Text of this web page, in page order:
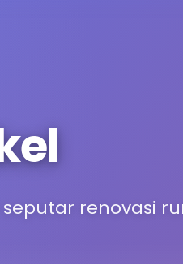
renovasi